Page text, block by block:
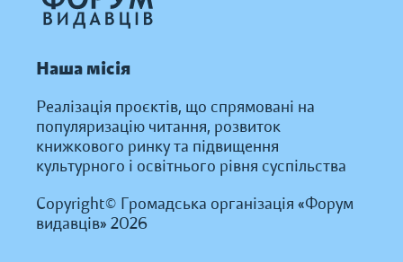
Наша місія
Реалізація проєктів, що спрямовані на
популяризацію читання, розвиток
книжкового ринку та підвищення
культурного і освітнього рівня суспільства
Copyright© Громадська організація «Форум
видавців» 2026